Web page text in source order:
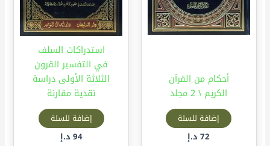
أحكام من القرآن
الكريم \ 2 مجلد
إضافة للسلة
72 د.إ
استدراكات السلف
في التفسير القرون
الثلاثة الأولى دراسة
نقدية مقارنة
إضافة للسلة
94 د.إ